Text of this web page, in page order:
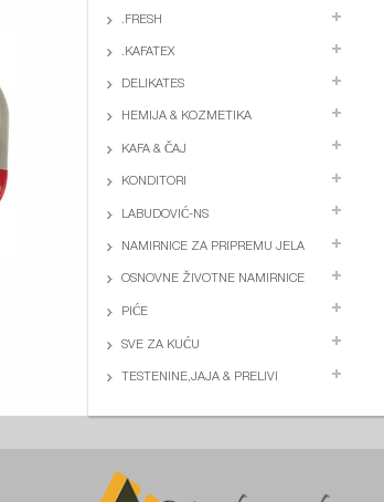
.FRESH
.KAFATEX
DELIKATES
HEMIJA & KOZMETIKA
KAFA & ČAJ
KONDITORI
LABUDOVIĆ-NS
NAMIRNICE ZA PRIPREMU JELA
OSNOVNE ŽIVOTNE NAMIRNICE
PIĆE
SVE ZA KUĆU
TESTENINE,JAJA & PRELIVI